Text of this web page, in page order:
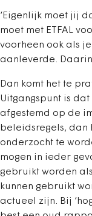
‘Eigenlijk moet jij
moet met ETFAL
voorheen ook als
aanleverde. Daarin
Dan komt het te
Uitgangspunt is
afgestemd op de
beleidsregels,
onderzocht te
mogen in ieder
gebruikt worden
kunnen gebruikt
actueel zijn. Bij